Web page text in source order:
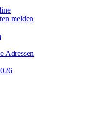
melden
Adressen